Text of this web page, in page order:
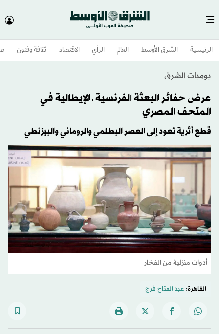
الرئيسية الشرق الأوسط​ العالم الرأي الاقتصاد ثقافة وفنون
يوميات الشرق
عرض حفائر البعثة الفرنسية ـ الإيطالية في
المتحف المصري
قطع أثرية تعود إلى العصر البطلمي والروماني والبيزنطي
أدوات منزلية من الفخار
القاهرة: عبد الفتاح فرج